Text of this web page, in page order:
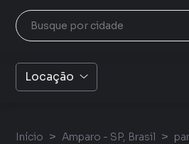
Locação
Início Amparo - SP, Brasil